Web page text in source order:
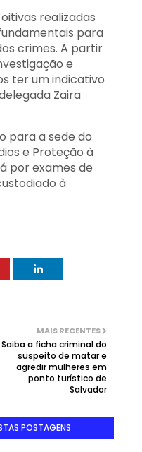
realizadas
para
crimes. A partir
e
ter um indicativo
Zaira
para a sede do
e Proteção à
por exames de
à
MAIS RECENTES
Saiba a ficha criminal do
suspeito de matar e
agredir mulheres em
ponto turístico de
Salvador
POSTAGENS